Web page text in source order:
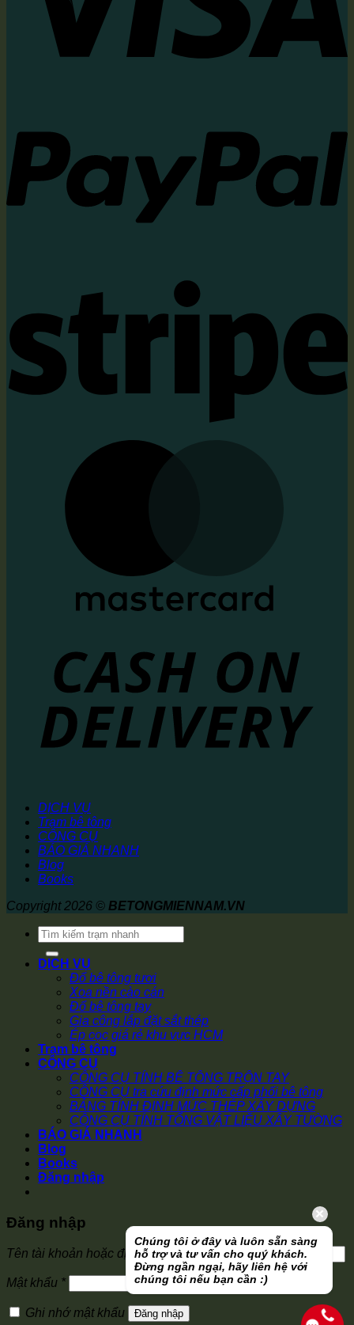
DỊCH VỤ
Trạm bê tông
CÔNG CỤ
BÁO GIÁ NHANH
Blog
Books
Copyright 2026 © BETONGMIENNAM.VN
Tìm
kiếm:
DỊCH VỤ
Đổ bê tông tươi
Xoa nền cào cán
Đổ bê tông tay
Gia công lắp đặt sắt thép
Ép cọc giá rẻ khu vực HCM
Trạm bê tông
CÔNG CỤ
CÔNG CỤ TÍNH BÊ TÔNG TRỘN TAY
CÔNG CỤ tra cứu định mức cấp phối bê tông
BẢNG TÍNH ĐỊNH MỨC THÉP XÂY DỰNG
CÔNG CỤ TÍNH TỔNG VẬT LIỆU XÂY TƯỜNG
BÁO GIÁ NHANH
Blog
Books
Đăng nhập
Chúng tôi ở đây và luôn sẵn sàng
hỗ trợ và tư vấn cho quý khách.
Đừng ngần ngại, hãy liên hệ với
chúng tôi nếu bạn cần :)
Đăng nhập
Tên tài khoản hoặc địa chỉ email*Bắt
buộc
Mật khẩu *Bắt
buộc
Ghi nhớ mật khẩu
Đăng nhập